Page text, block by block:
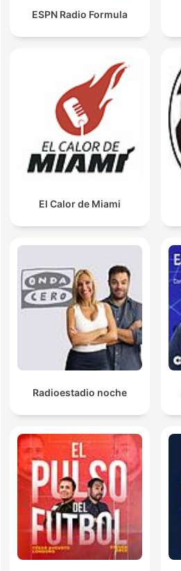
ESPN Radio Formula
El Calor de Miami
Radioestadio noche